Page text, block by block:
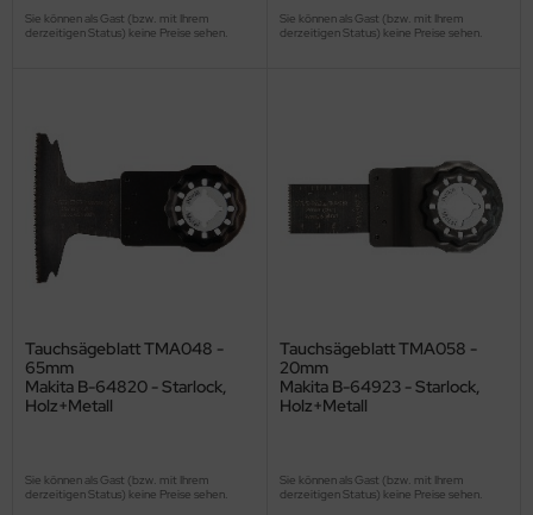
Sie können als Gast (bzw. mit Ihrem
derzeitigen Status) keine Preise sehen.
Sie können als Gast (bzw. mit Ihrem
derzeitigen Status) keine Preise sehen.
Tauchsägeblatt TMA048 -
65mm
Makita B-64820 - Starlock,
Holz+Metall
Sie können als Gast (bzw. mit Ihrem
derzeitigen Status) keine Preise sehen.
Tauchsägeblatt TMA058 -
20mm
Makita B-64923 - Starlock,
Holz+Metall
Sie können als Gast (bzw. mit Ihrem
derzeitigen Status) keine Preise sehen.